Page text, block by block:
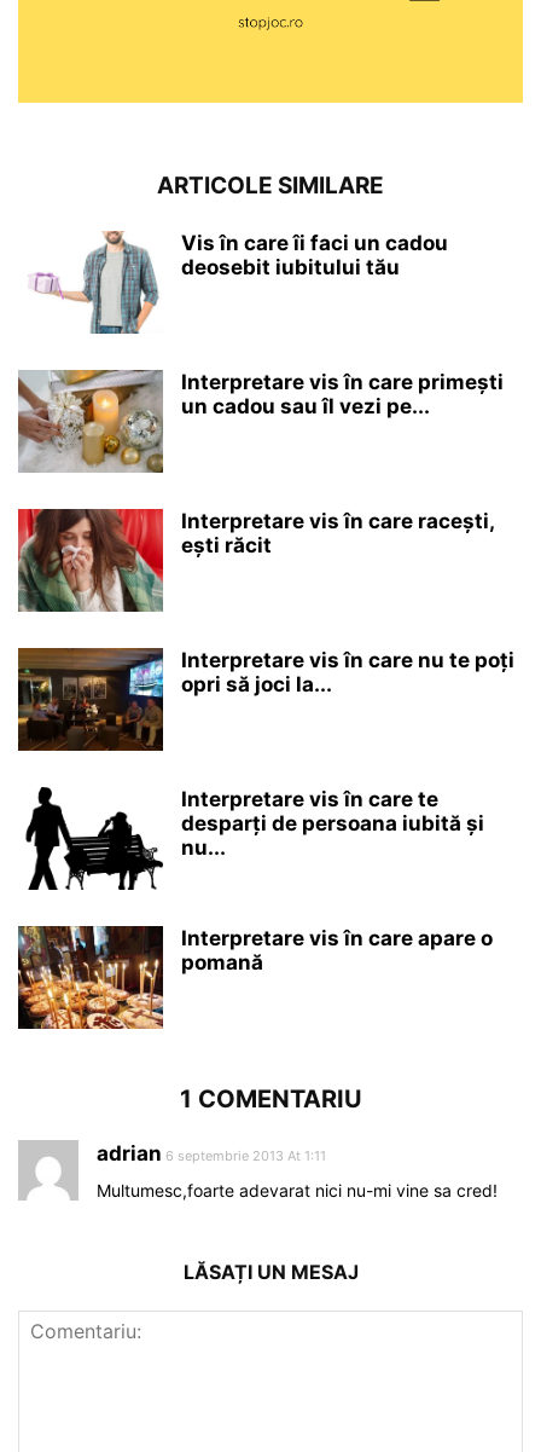
ARTICOLE SIMILARE
Vis în care îi faci un cadou
deosebit iubitului tău
Interpretare vis în care primești
un cadou sau îl vezi pe...
Interpretare vis în care racești,
ești răcit
Interpretare vis în care nu te poți
opri să joci la...
Interpretare vis în care te
desparți de persoana iubită și
nu...
Interpretare vis în care apare o
pomană
1 COMENTARIU
adrian 6 septembrie 2013 At 1:11
Multumesc,foarte adevarat nici nu-mi vine sa cred!
LĂSAȚI UN MESAJ